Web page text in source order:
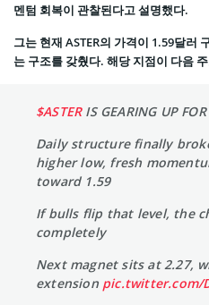
멘텀 회복이 관찰된다고 설명했다.
그는 현재 ASTER의 가격이 1.59달러
는 구조를 갖췄다. 해당 지점이 다음
$ASTERIS GEARING UP
Daily structure finally
higher low, fresh
toward 1.59
If bulls flip that level, the
completely
Next magnet sits at 2.27,
extension pic.twitter.com/